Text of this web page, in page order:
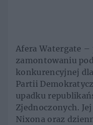
Afera Watergate –
zamontowaniu
konkurencyjnej
Partii
upadku
Zjednoczonych.
Nixona oraz